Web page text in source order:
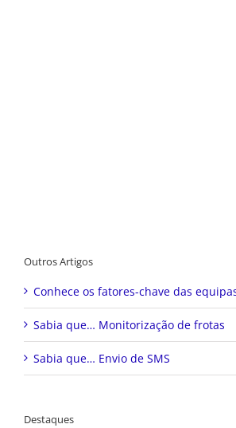
Outros Artigos
Conhece os fatores-chave das
Sabia que… Monitorização de frotas
Sabia que… Envio de SMS
Destaques